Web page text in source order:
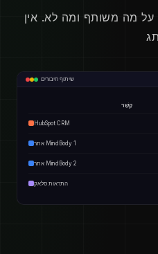
על מה משותף ומה לא. אין
שיתוף חיבורים
קֶשֶׁר
HubSpot CRM
אתר MindBody 1
אתר MindBody 2
התראות סלאק